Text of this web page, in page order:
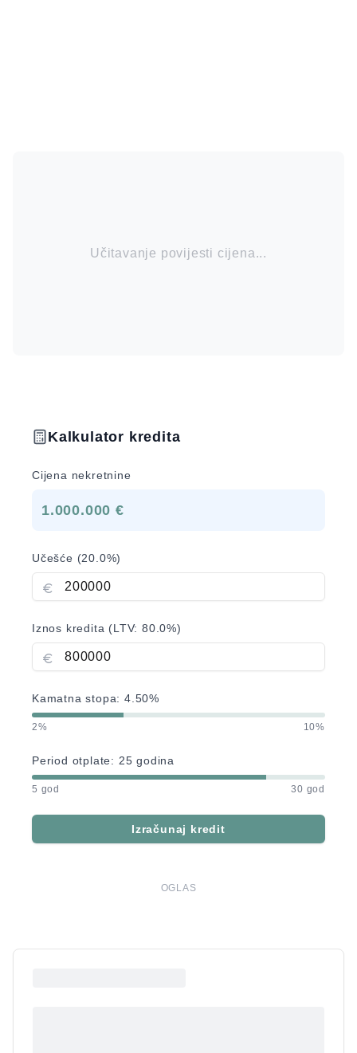
Učitavanje povijesti cijena...
Kalkulator kredita
Cijena nekretnine
1.000.000 €
Učešće (20.0%)
Iznos kredita (LTV:80.0%)
Kamatna stopa:4.50%
2% 10%
Period otplate: 25 godina
5 god 30 god
Izračunaj kredit
OGLAS